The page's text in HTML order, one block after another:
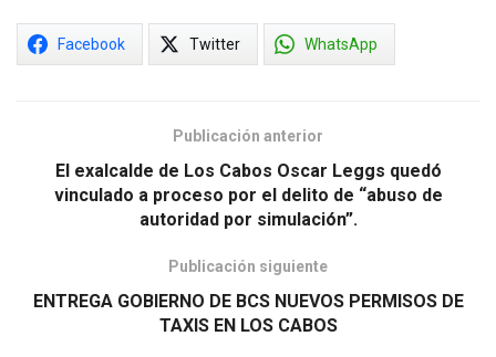
Facebook Twitter WhatsApp
Publicación anterior
El exalcalde de Los Cabos Oscar Leggs quedó
vinculado a proceso por el delito de “abuso de
autoridad por simulación”.
Publicación siguiente
ENTREGA GOBIERNO DE BCS NUEVOS PERMISOS DE
TAXIS EN LOS CABOS